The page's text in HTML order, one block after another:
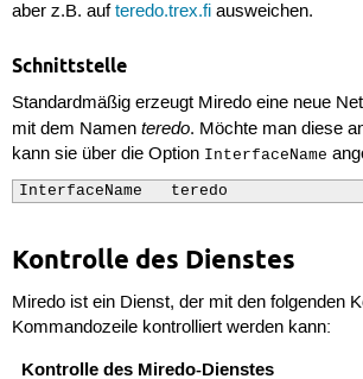
aber z.B. aufteredo.trex.fiausweichen.
Schnittstelle
Standardmäßig erzeugt Miredo eine neue
mit dem Namen teredo. Möchte man diese
kann sie über die Option InterfaceName
InterfaceName   teredo
Kontrolle des Dienstes
Miredo ist ein Dienst, der mit den folgenden
Kommandozeile kontrolliert werden kann:
Kontrolle des Miredo-Dienstes